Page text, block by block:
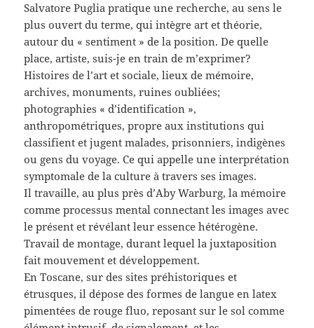
Salvatore Puglia pratique une recherche, au sens le
plus ouvert du terme, qui intègre art et théorie,
autour du « sentiment » de la position. De quelle
place, artiste, suis-je en train de m’exprimer?
Histoires de l’art et sociale, lieux de mémoire,
archives, monuments, ruines oubliées;
photographies « d’identification »,
anthropométriques, propre aux institutions qui
classifient et jugent malades, prisonniers, indigènes
ou gens du voyage. Ce qui appelle une interprétation
symptomale de la culture à travers ses images.
Il travaille, au plus près d’Aby Warburg, la mémoire
comme processus mental connectant les images avec
le présent et révélant leur essence hétérogène.
Travail de montage, durant lequel la juxtaposition
fait mouvement et développement.
En Toscane, sur des sites préhistoriques et
étrusques, il dépose des formes de langue en latex
pimentées de rouge fluo, reposant sur le sol comme